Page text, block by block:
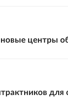
центры
для